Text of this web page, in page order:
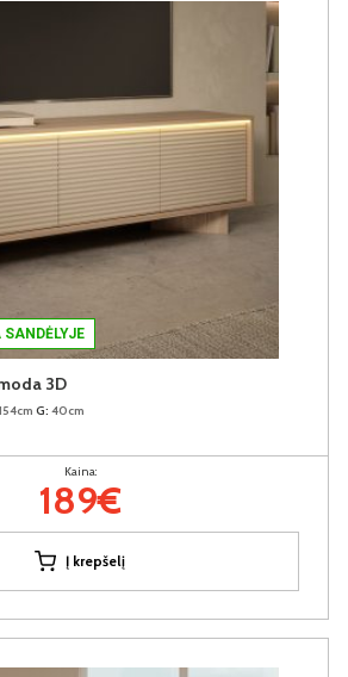
SANDĖLYJE
3D
154cm G: 40cm
Kaina:
189€
Į krepšelį